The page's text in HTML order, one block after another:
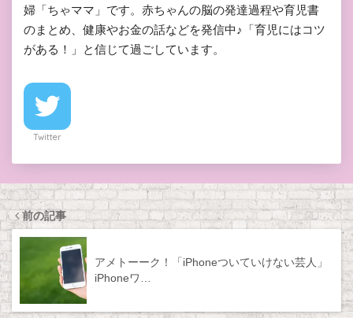
婦「ちゃママ」です。赤ちゃんの脳の発達過程や育児書
のまとめ、健康やお金の話などを発信中♪「育児にはコツ
がある！」と信じて過ごしています。
Twitter
前の記事
アメトーーク！「iPhoneついていけない芸人」
iPhoneワ…